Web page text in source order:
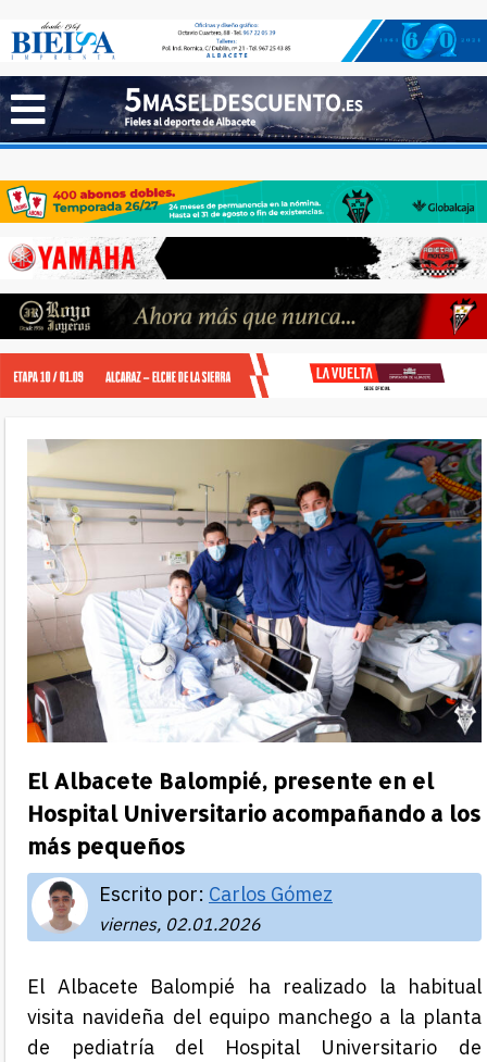
El Albacete Balompié, presente en el
Hospital Universitario acompañando a los
más pequeños
Escrito por: Carlos Gómez
viernes, 02.01.2026
El Albacete Balompié ha realizado la habitual
visita navideña del equipo manchego a la planta
de pediatría del Hospital Universitario de